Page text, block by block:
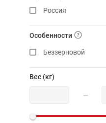
Россия
Особенности
Беззерновой
Вес (кг)
—